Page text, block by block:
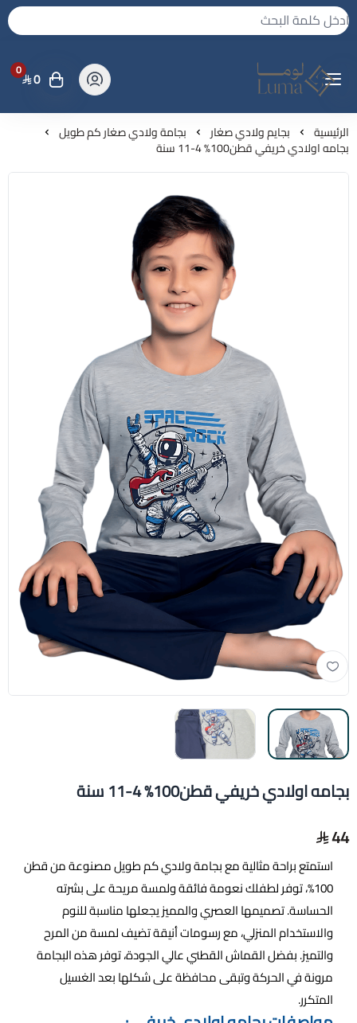
لوما - بجامه واكثر
0 0
الرئيسية بجايم ولادي صغار بجامة ولادي صغار كم طويل
بجامه اولادي خريفي قطن100% 4-11 سنة
بجامه اولادي خريفي قطن100% 4-11 سنة
44
استمتع براحة مثالية مع بجامة ولادي كم طويل مصنوعة من قطن
100%، توفر لطفلك نعومة فائقة ولمسة مريحة على بشرته
الحساسة. تصميمها العصري والمميز يجعلها مناسبة للنوم
والاستخدام المنزلي، مع رسومات أنيقة تضيف لمسة من المرح
والتميز. بفضل القماش القطني عالي الجودة، توفر هذه البجامة
مرونة في الحركة وتبقى محافظة على شكلها بعد الغسيل
المتكرر.